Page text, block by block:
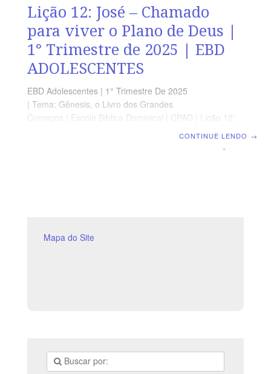
Lição 12: José – Chamado
para viver o Plano de Deus |
1° Trimestre de 2025 | EBD
ADOLESCENTES
EBD Adolescentes | 1° Trimestre De 2025
| Tema: Gênesis, o Livro dos Grandes
Começos | Escola Biblica Dominical | CPAD | Lição 12:
Objetivos
CONTINUE LENDO →
Mapa do Site